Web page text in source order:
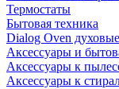
Термостаты
Бытовая техника
Dialog Oven
Аксессуары и
Аксессуары к
Аксессуары к